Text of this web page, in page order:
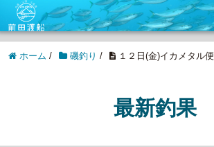
ホーム / 磯釣り / １２日(金)イカメタル便
最新釣果